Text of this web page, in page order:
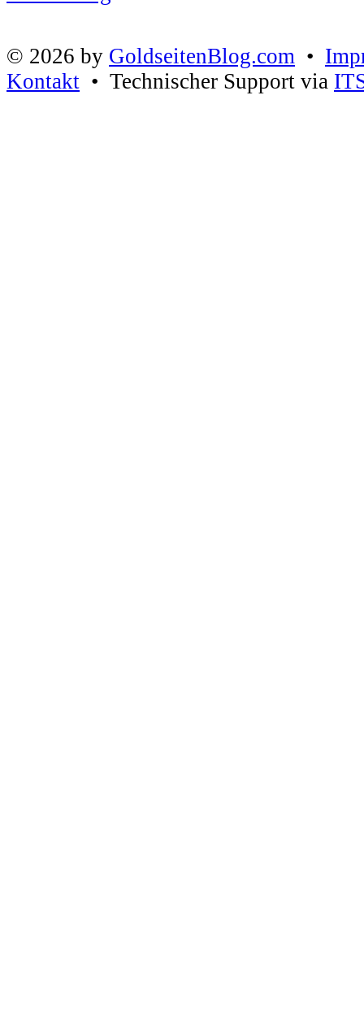
© 2026 by GoldseitenBlog.com •
Kontakt • Technischer Support via